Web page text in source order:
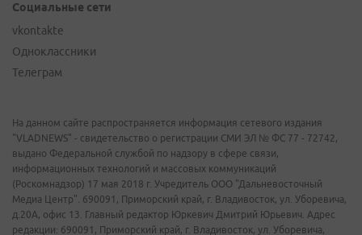
Социальные сети
vkontakte
Одноклассники
Телеграм
На данном сайте распространяется информация сетевого издания
"VLADNEWS" - свидетельство о регистрации СМИ ЭЛ № ФС 77 - 72742,
выдано Федеральной службой по надзору в сфере связи,
информационных технологий и массовых коммуникаций
(Роскомнадзор) 17 мая 2018 г. Учредитель ООО "Дальневосточный
Медиа Центр". 690091, Приморский край, г. Владивосток, ул. Уборевича,
д.20А, офис 13. Главный редактор Юркевич Дмитрий Юрьевич. Адрес
редакции: 690091, Приморский край, г. Владивосток, ул. Уборевича,